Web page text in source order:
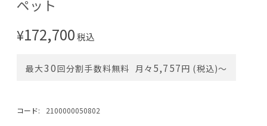
ペット
¥172,700税込
最大30回分割手数料無料 月々 5,757円 (税込)〜
コード: 2100000050802